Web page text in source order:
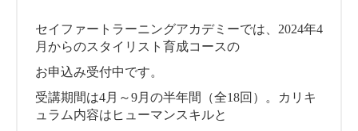
セイファートラーニングアカデミーでは、2024年4
月からのスタイリスト育成コースの
お申込み受付中です。
受講期間は4月～9月の半年間（全18回）。カリキ
ュラム内容はヒューマンスキルと